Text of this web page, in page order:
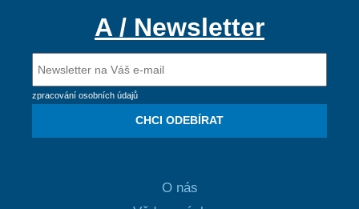
A / Newsletter
zpracování osobních údajů
CHCI ODEBÍRAT
O nás